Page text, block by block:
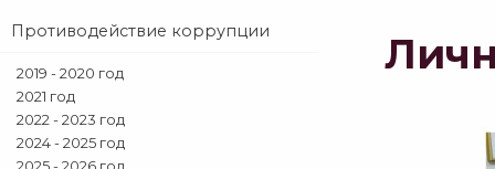
Противодействие коррупции
2019 - 2020 год
2021 год
2022 - 2023 год
2024 - 2025 год